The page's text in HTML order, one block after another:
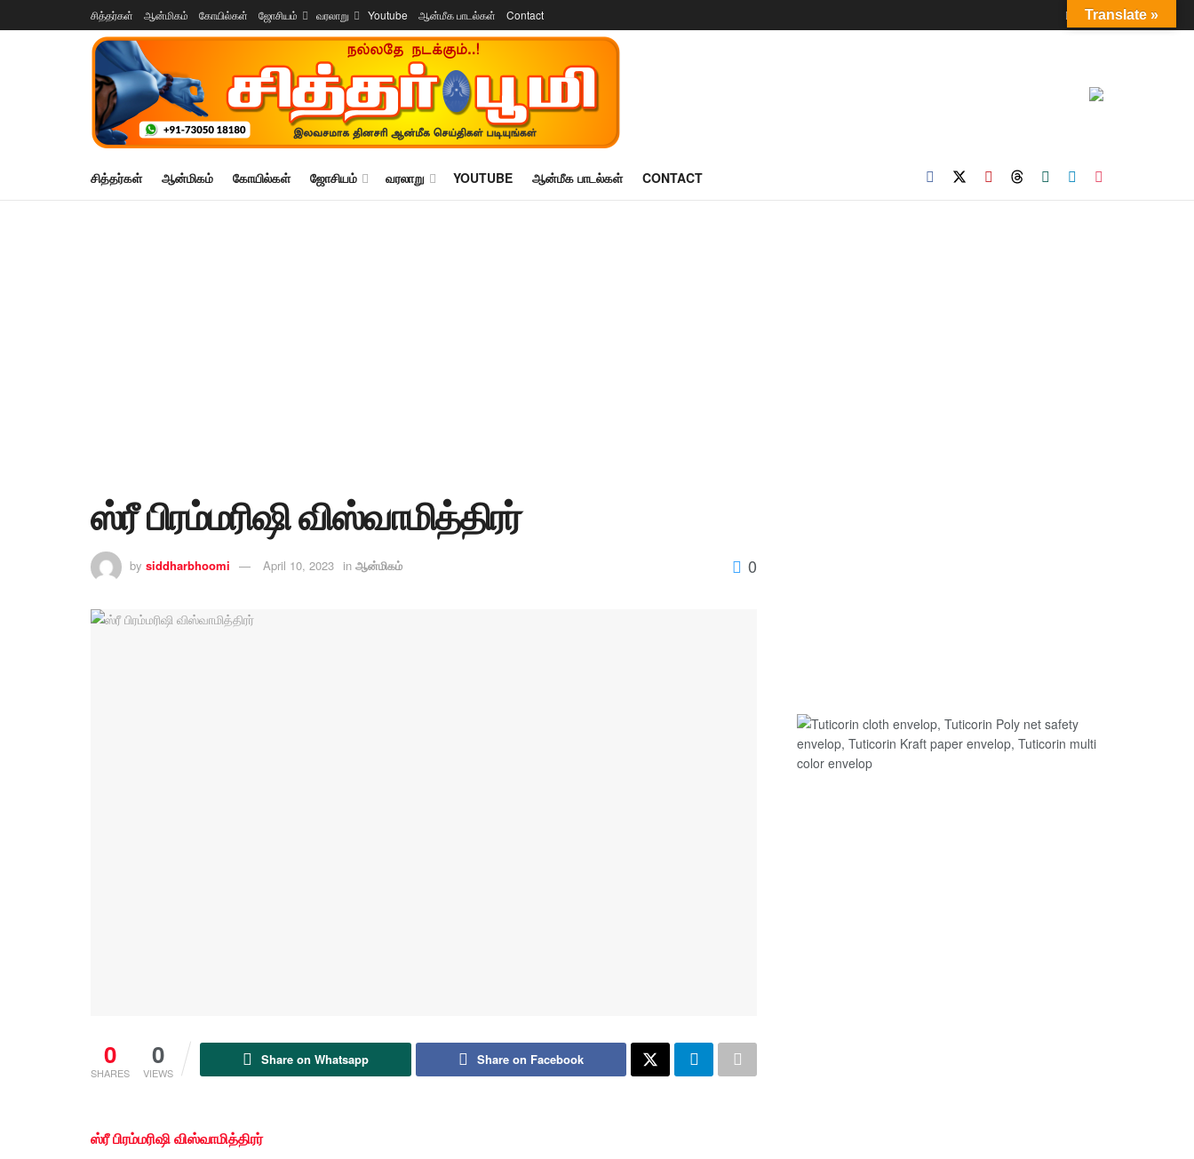
சித்தர்கள் ஆன்மிகம் கோயில்கள் ஜோசியம் வரலாறு Youtube ஆன்மீக பாடல்கள் Contact Login
சித்தர்கள் ஆன்மிகம் கோயில்கள் ஜோசியம் வரலாறு YOUTUBE ஆன்மீக பாடல்கள் CONTACT
ஸ்ரீ பிரம்மரிஷி விஸ்வாமித்திரர்
by siddharbhoomi April 10, 2023 in ஆன்மிகம் 0
0
SHARES
0
VIEWS
Share on Whatsapp Share on Facebook
ஸ்ரீ பிரம்மரிஷி விஸ்வாமித்திரர்
Translate »